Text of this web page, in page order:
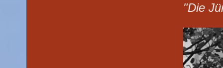
"Die